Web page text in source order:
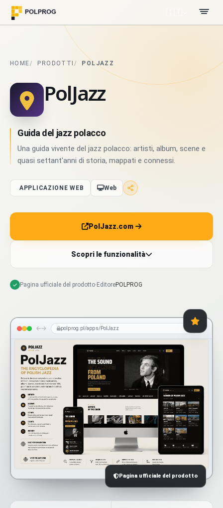
HOME PRODOTTI POLJAZZ
PolJazz
Guida del jazz polacco
Una guida vivente del jazz polacco: artisti, album, scene e
quasi settant'anni di storia, mappati e connessi.
APPLICAZIONE WEB Web
PolJazz.com
Scopri le funzionalità
Pagina ufficiale del prodotto· EditorePOLPROG
polprog.pl/apps/PolJazz
Pagina ufficiale del prodotto